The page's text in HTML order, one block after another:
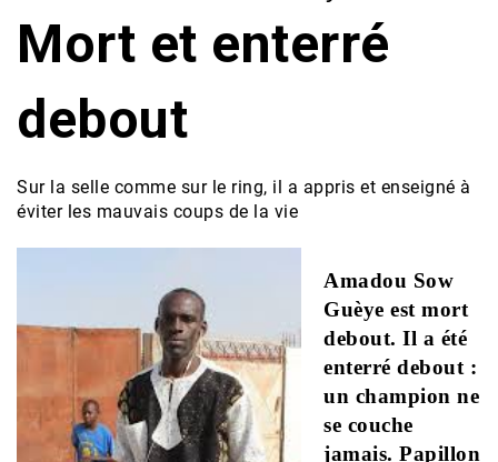
Mort et enterré
debout
Sur la selle comme sur le ring, il a appris et enseigné à
éviter les mauvais coups de la vie
Amadou Sow
Guèye est mort
debout. Il a été
enterré debout :
un champion ne
se couche
jamais. Papillon